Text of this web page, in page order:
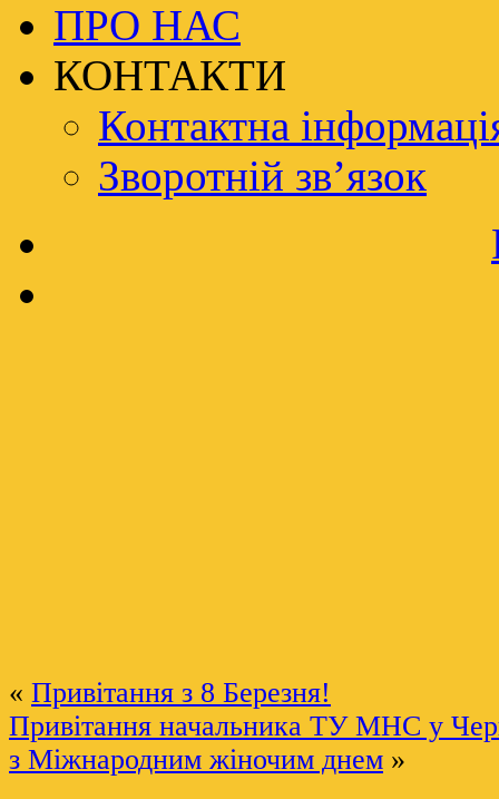
ПРО НАС
КОНТАКТИ
Контактна
Зворотній зв’язок
« Привітання з 8 Березня!
Привітання начальника ТУ МНС у
з Міжнародним жіночим днем »